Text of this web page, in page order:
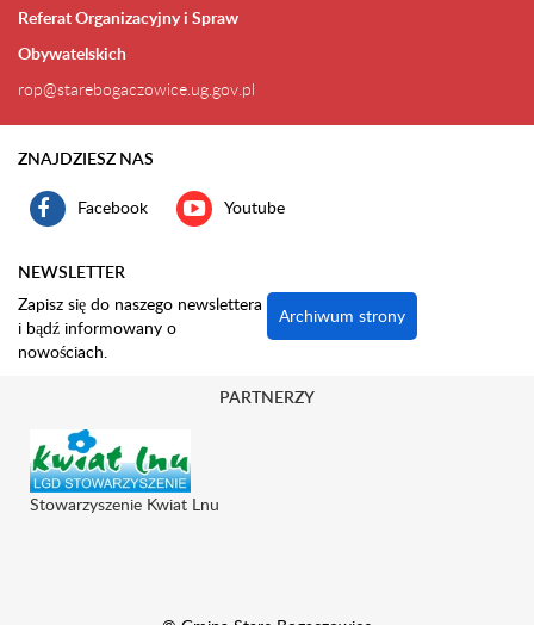
Referat Organizacyjny i Spraw
Obywatelskich
rop@starebogaczowice.ug.gov.pl
ZNAJDZIESZ NAS
Facebook Youtube
NEWSLETTER
Zapisz się do naszego newslettera
i bądź informowany o
nowościach.
Archiwum strony
PARTNERZY
Stowarzyszenie Kwiat Lnu